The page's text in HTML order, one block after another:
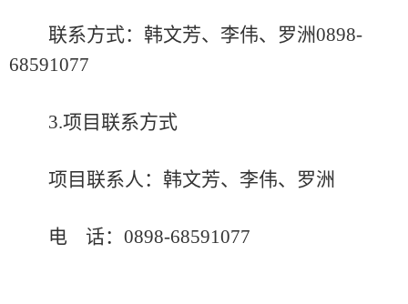
联系方式： 韩文芳、李伟、罗洲0898-
68591077
3.项目联系方式
项目联系人： 韩文芳、李伟、罗洲
电 话： 0898-68591077